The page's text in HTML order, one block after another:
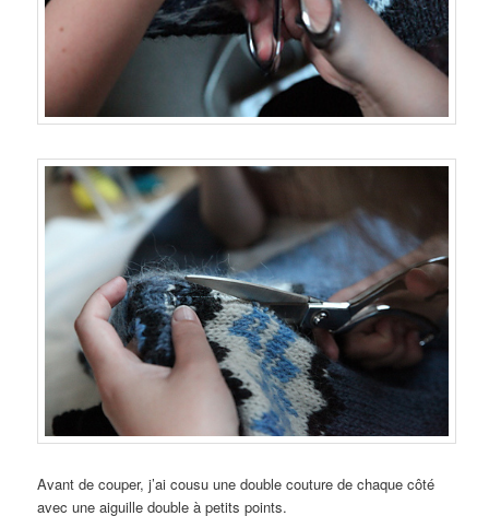
Avant de couper, j’ai cousu une double couture de chaque côté
avec une aiguille double à petits points.